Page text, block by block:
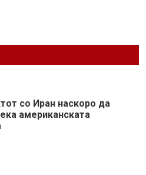
со Иран наскоро да
американската